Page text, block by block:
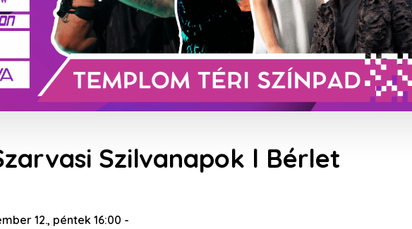
Szilvanapok l Bérlet
12., péntek 16:00 -